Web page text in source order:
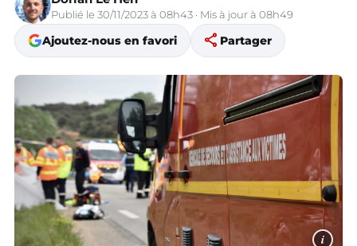
Publié le 30/11/2023 à 08h43 · Mis à jour à 08h49
Ajoutez-nous en favori share Partager
i